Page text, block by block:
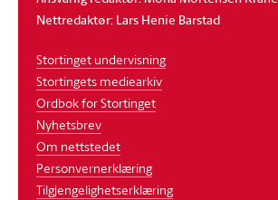
Nettredaktør: Lars Henie Barstad
Stortinget undervisning
Stortingets mediearkiv
Ordbok for Stortinget
Nyhetsbrev
Om nettstedet
Personvernerklæring
Tilgjengelighetserklæring